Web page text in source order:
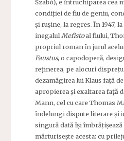
Szabó), e întruchiparea cea
condiției de fiu de geniu,
și rușine, la regres. În 1947,
inegalul Mefistoal fiului,
propriul roman în jurul
Faustus, o capodoperă,
reținerea, pe alocuri
dezamăgirea lui Klaus față
apropierea și exaltarea față
Mann, cel cu care Thomas
îndelungi dispute literare și
singură dată își
mărturisește acesta: cu